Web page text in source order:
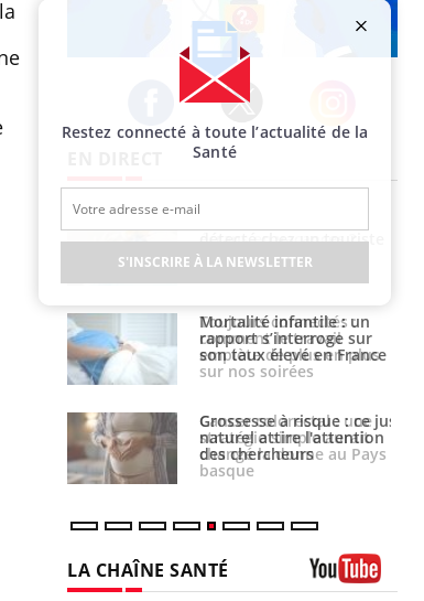
Facebook Twitter Instagram
un
sur
: ce jus
écrans en vacances ?
Toujours connectés :
comment le travail
empiète de plus en plus
sur nos soirées
Cancer colorectal : une
stratégie simple aurait
changé la donne au Pays
basque
Restez connecté à toute l’actualité de la
Santé
S'INSCRIRE À LA NEWSLETTER